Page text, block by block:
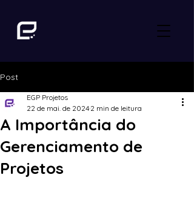
Post
A Importância do
Gerenciamento de
Projetos
EGP Projetos
22 de mai. de 2024 2 min de leitura